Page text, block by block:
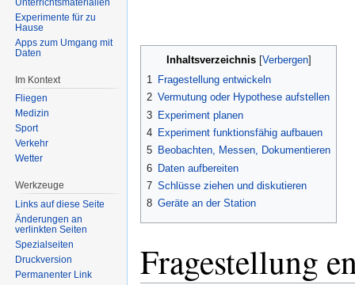
Inhaltsverzeichnis
1
Fragestellung entwickeln
2 Vermutung oder Hypothese aufstellen
3 Experiment planen
4 Experiment funktionsfähig aufbauen
5 Beobachten, Messen, Dokumentieren
6 Daten aufbereiten
7 Schlüsse ziehen und diskutieren
8 Geräte an der Station
Fragestellung
Experimente für zu
Hause
Apps zum Umgang mit
Daten
Im Kontext
Fliegen
Medizin
Sport
Verkehr
Wetter
Werkzeuge
Links auf diese Seite
Änderungen an
verlinkten Seiten
Spezialseiten
Druckversion
Permanenter Link